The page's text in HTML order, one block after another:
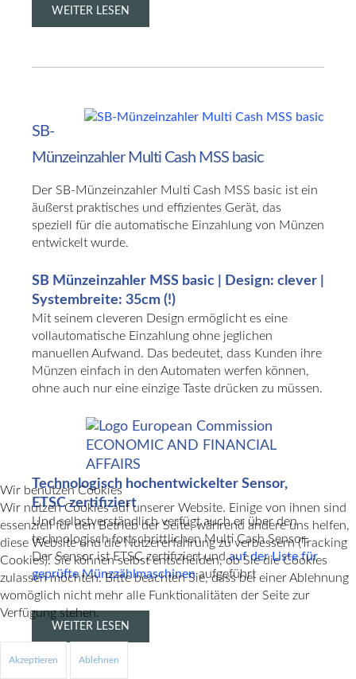
WEITER LESEN
SB-
Münzeinzahler Multi Cash MSS basic
Der SB-Münzeinzahler Multi Cash MSS basic ist ein
äußerst praktisches und effizientes Gerät, das
speziell für die automatische Einzahlung von Münzen
entwickelt wurde.
SB Münzeinzahler MSS basic | Design: clever |
Systembreite: 35cm (!)
Mit seinem cleveren Design ermöglicht es eine
vollautomatische Einzahlung ohne jeglichen
manuellen Aufwand. Das bedeutet, dass Kunden ihre
Münzen einfach in den Automaten werfen können,
ohne auch nur eine einzige Taste drücken zu müssen.
Technologisch hochentwickelter Sensor,
ETSC zertifiziert
Und selbstverständlich verfügt auch er über den
technologisch fortschrittlichen Multi Cash Sensor.
Der Sensor ist ETSC zertifiziert undauf der Liste für
geprüfte Münzzählmaschinenaufgeführt
WEITER LESEN
Wir benutzen Cookies
Wir nutzen Cookies auf unserer Website. Einige von ihnen sind
essenziell für den Betrieb der Seite, während andere uns helfen,
diese Website und die Nutzererfahrung zu verbessern (Tracking
Cookies). Sie können selbst entscheiden, ob Sie die Cookies
zulassen möchten. Bitte beachten Sie, dass bei einer Ablehnung
womöglich nicht mehr alle Funktionalitäten der Seite zur
Verfügung stehen.
Akzeptieren Ablehnen